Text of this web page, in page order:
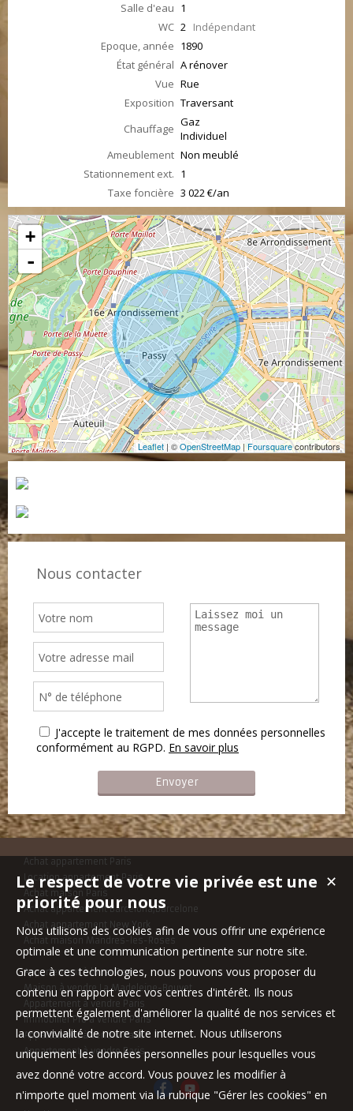
Salle d'eau 1
WC 2 Indépendant
Epoque, année 1890
État général A rénover
Vue Rue
Exposition Traversant
Chauffage Gaz
Individuel
Ameublement Non meublé
Stationnement ext. 1
Taxe foncière 3 022 €/an
+
-
Leaflet | ©OpenStreetMap |Foursquarecontributors
Nous contacter
J'accepte le traitement de mes données personnelles
conformément au RGPD. En savoir plus
Achat appartement Paris
Location appartement Paris
Achat maison Paris
Achat appartement Barcelona,Barcelone
Achat appartement New York
Achat maison Mandres-les-Roses
Appartement à louer Paris
Maison à vendre La Madeleine-Bouvet
Appartement à vendre Paris
Immobilier Pro à vendre Paris
Appartement à vendre Paris
Appartement à vendre Paris
✕
Le respect de votre vie privée est une
priorité pour nous
Nous utilisons des cookies afin de vous offrir une expérience
optimale et une communication pertinente sur notre site.
Grace à ces technologies, nous pouvons vous proposer du
contenu en rapport avec vos centres d'intérêt. Ils nous
permettent également d'améliorer la qualité de nos services et
la convivialité de notre site internet. Nous utiliserons
uniquement les données personnelles pour lesquelles vous
avez donné votre accord. Vous pouvez les modifier à
n'importe quel moment via la rubrique "Gérer les cookies" en